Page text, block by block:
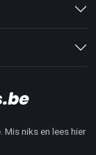
niks en lees hier